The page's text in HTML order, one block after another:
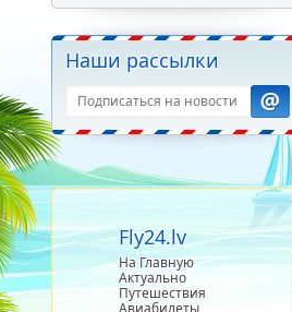
Наши рассылки
Fly24.lv
На Главную
Актуально
Путешествия
Авиабилеты